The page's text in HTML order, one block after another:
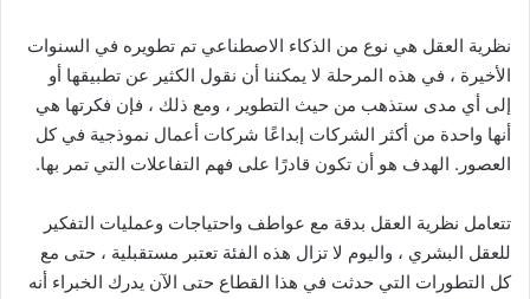
نظرية العقل هي نوع من الذكاء الاصطناعي تم تطويره في السنوات
الأخيرة ، في هذه المرحلة لا يمكننا أن نقول الكثير عن تطبيقها أو
إلى أي مدى ستذهب من حيث التطوير ، ومع ذلك ، فإن فكرتها هي
أنها واحدة من أكثر الشركات إبداعًا شركات أعمال نموذجية في كل
العصور. الهدف هو أن تكون قادرًا على فهم التفاعلات التي تمر بها.
تتعامل نظرية العقل بدقة مع عواطف واحتياجات وعمليات التفكير
للعقل البشري ، واليوم لا تزال هذه الفئة تعتبر مستقبلية ، حتى مع
كل التطورات التي حدثت في هذا القطاع حتى الآن يدرك الخبراء أنه